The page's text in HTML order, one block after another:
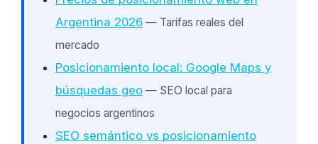
Argentina 2026 — Tarifas reales del
mercado
Posicionamiento local: Google Maps y
búsquedas geo — SEO local para
negocios argentinos
SEO semántico vs posicionamiento